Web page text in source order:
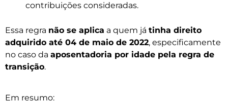
contribuições consideradas.
Essa regra não se aplica a quem já tinha direito
adquirido até 04 de maio de 2022, especificamente
no caso da aposentadoria por idade pela regra de
transição.
Em resumo: